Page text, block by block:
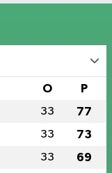
O P
33 77
33 73
33 69